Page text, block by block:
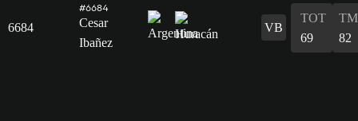
6684
#6684
Cesar
Ibañez
VB
TOT
69
82